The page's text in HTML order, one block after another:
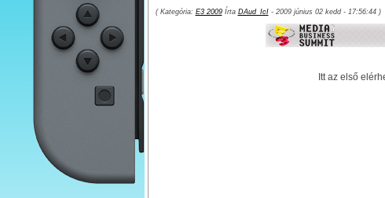
( Kategória: E3 2009Írta DAud_IcI- 2009 június 02 kedd - 17:56:44 )
Itt az első